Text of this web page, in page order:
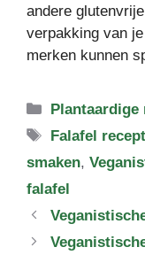
andere
verpakking van
merken kunnen
Categorieën
Plantaardige
Tags
Falafel recept
smaken,
falafel